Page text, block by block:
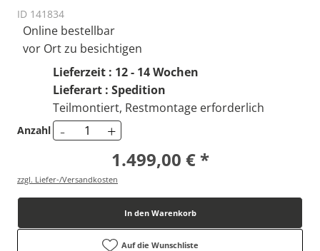
ID 141834
Online bestellbar
vor Ort zu besichtigen
Lieferzeit : 12 - 14 Wochen
Lieferart : Spedition
Teilmontiert, Restmontage erforderlich
Anzahl - +
1.499,00 € *
zzgl. Liefer-/Versandkosten
In den Warenkorb
Auf die Wunschliste